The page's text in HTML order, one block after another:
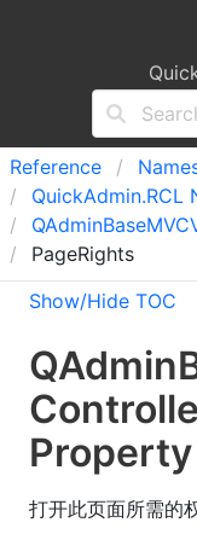
Reference
QuickAdmin.RCL
QAdminBase
PageRights
Show/Hide TOC
QAdmin
Property
打开此页面所需的